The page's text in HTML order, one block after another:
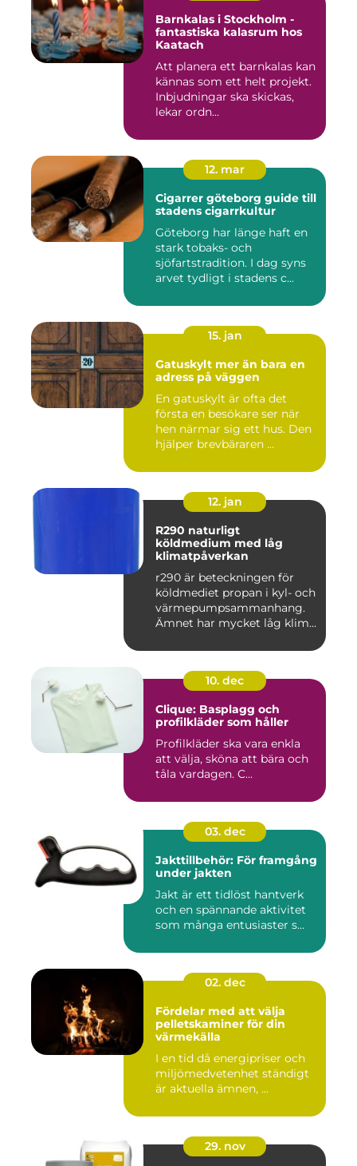
Barnkalas i Stockholm -
fantastiska kalasrum hos
Kaatach
Att planera ett barnkalas kan
kännas som ett helt projekt.
Inbjudningar ska skickas,
lekar ordn...
12. mar
Cigarrer göteborg guide till
stadens cigarrkultur
Göteborg har länge haft en
stark tobaks- och
sjöfartstradition. I dag syns
arvet tydligt i stadens c...
15. jan
Gatuskylt mer än bara en
adress på väggen
En gatuskylt är ofta det
första en besökare ser när
hen närmar sig ett hus. Den
hjälper brevbäraren ...
12. jan
R290 naturligt
köldmedium med låg
klimatpåverkan
r290 är beteckningen för
köldmediet propan i kyl- och
värmepumpsammanhang.
Ämnet har mycket låg klim...
10. dec
Clique: Basplagg och
profilkläder som håller
Profilkläder ska vara enkla
att välja, sköna att bära och
tåla vardagen. C...
03. dec
Jakttillbehör: För framgång
under jakten
Jakt är ett tidlöst hantverk
och en spännande aktivitet
som många entusiaster s...
02. dec
Fördelar med att välja
pelletskaminer för din
värmekälla
I en tid då energipriser och
miljömedvetenhet ständigt
är aktuella ämnen, ...
29. nov